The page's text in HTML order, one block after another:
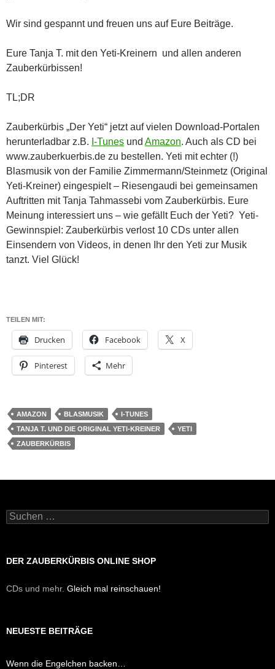
Wir sind gespannt und freuen uns auf Eure Beiträge.
Eure Tanja T. mit den Yeti-Kreinern und allen anderen
Zauberkürbissen!
TL;DR
Zauberkürbis „Der Yeti“ jetzt auf vielen Download-Portalen
herunterladbar z.B. I-Tunes und Amazon. Auch als CD bei
www.zauberkuerbis.de zu bestellen. Yeti mit echter (!)
Blasmusik von der Familie Zimmermann/Steinmetz (Original
Yeti-Kreiner) eingespielt – Riesengaudi bei gemeinsamen
Auftritten mit Tanja Tahmassebi vom Zauberkürbis. Eure
Meinung interessiert uns – wie gefällt Euch der Yeti? Yeti-
Gewinnspiel: Zauberkürbis verlost 10 CDs unter allen
Einsendern von Videos, in denen Ihr den Yeti zur Musik
tanzt. Viel Glück!
TEILEN MIT:
Drucken Facebook X
Pinterest Mehr
AMAZON BLASMUSIK
I-TUNES
TANJA T. UND DIE ORIGINAL YETI-KREINER
YETI
ZAUBERKÜRBIS
Suchen
nach:
DER ZAUBERKÜRBIS ONLINE SHOP
CDs und mehr. Gleich mal reinschauen!
NEUESTE BEITRÄGE
Wenn die Engelchen backen…